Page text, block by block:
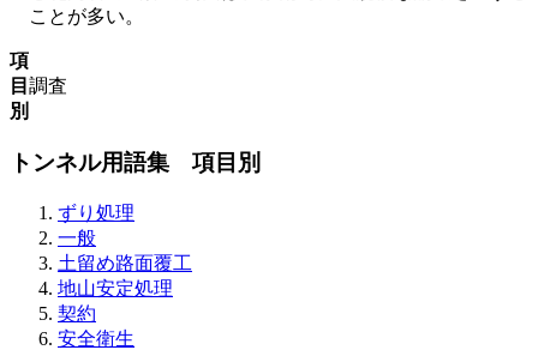
ことが多い。
項
目
別
調査
トンネル用語集 項目別
ずり処理
一般
土留め路面覆工
地山安定処理
契約
安全衛生